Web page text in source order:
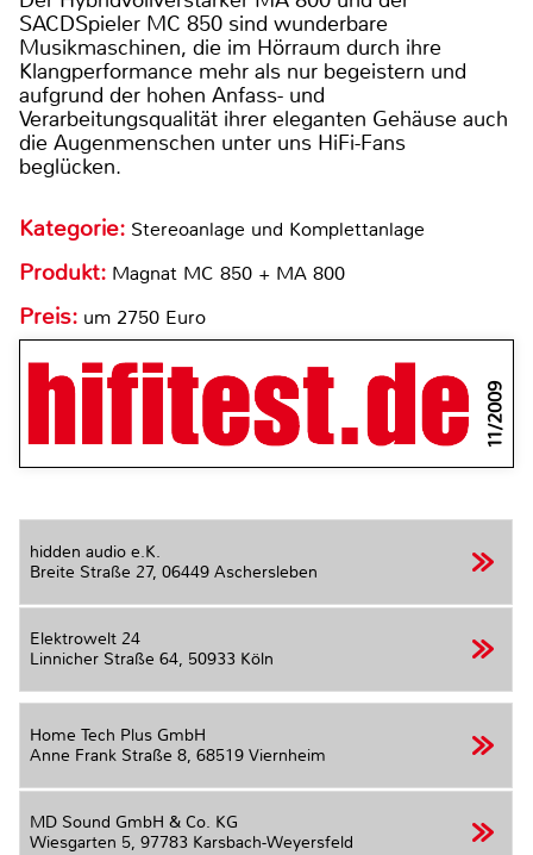
SACDSpieler MC 850 sind wunderbare
Musikmaschinen, die im Hörraum durch ihre
Klangperformance mehr als nur begeistern und
aufgrund der hohen Anfass- und
Verarbeitungsqualität ihrer eleganten Gehäuse auch
die Augenmenschen unter uns HiFi-Fans
beglücken.
Kategorie: Stereoanlage und Komplettanlage
Produkt: Magnat MC 850 + MA 800
Preis: um 2750 Euro
11/2009
hidden audio e.K.
Breite Straße 27, 06449 Aschersleben
Elektrowelt 24
Linnicher Straße 64, 50933 Köln
Home Tech Plus GmbH
Anne Frank Straße 8, 68519 Viernheim
MD Sound GmbH & Co. KG
Wiesgarten 5, 97783 Karsbach-Weyersfeld